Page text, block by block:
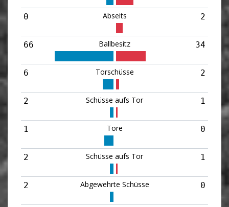
0 Abseits 2
66 Ballbesitz 34
6 Torschüsse 2
2 Schüsse aufs Tor 1
1 Tore 0
2 Schüsse aufs Tor 1
2 Abgewehrte Schüsse 0